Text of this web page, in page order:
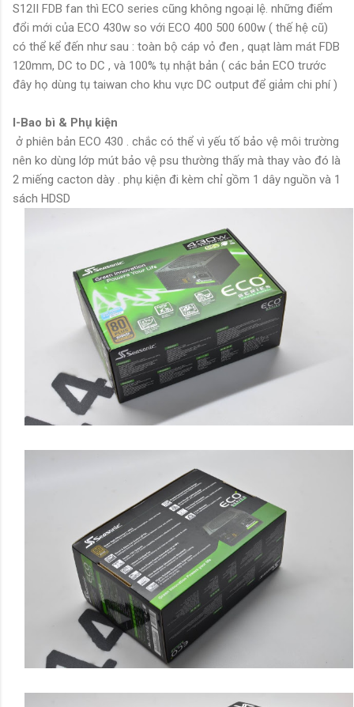
S12II FDB fan thì ECO series cũng không ngoại lệ. những điểm
đổi mới của ECO 430w so với ECO 400 500 600w ( thế hệ cũ)
có thể kể đến như sau : toàn bộ cáp vỏ đen , quạt làm mát FDB
120mm, DC to DC , và 100% tụ nhật bản ( các bản ECO trước
đây họ dùng tụ taiwan cho khu vực DC output để giảm chi phí )
I-Bao bì & Phụ kiện
ở phiên bản ECO 430 . chắc có thể vì yếu tố bảo vệ môi trường
nên ko dùng lớp mút bảo vệ psu thường thấy mà thay vào đó là
2 miếng cacton dày . phụ kiện đi kèm chỉ gồm 1 dây nguồn và 1
sách HDSD